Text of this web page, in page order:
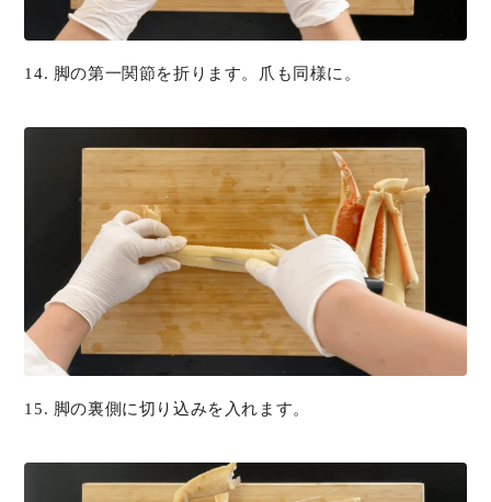
14. 脚の第一関節を折ります。爪も同様に。
15. 脚の裏側に切り込みを入れます。